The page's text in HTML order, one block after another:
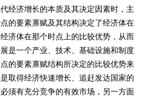
经济增长的本质及其决定因素时，主
的要素禀赋及其结构决定了经济体在
济体在那个时点上的比较优势，从而
是一个产业、技术、基础设施和制度
的要素禀赋结构所决定的比较优势来
取得经济快速增长、追赶发达国家的
须有充分竞争的有效市场，另一方面